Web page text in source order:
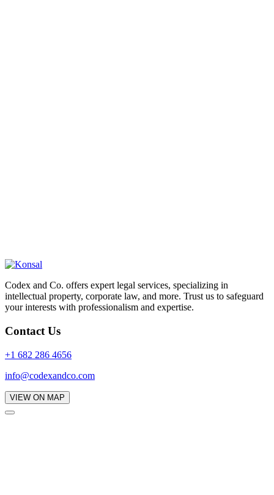
Codex and Co. offers expert legal services, specializing in
intellectual property, corporate law, and more. Trust us to safeguard
your interests with professionalism and expertise.
Contact Us
+1 682 286 4656
info@codexandco.com
VIEW ON MAP